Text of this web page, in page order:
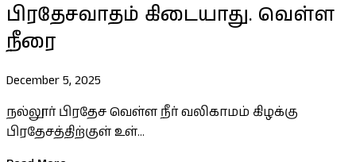
பிரதேசவாதம் கிடையாது. வெள்ள
நீரை
December 5, 2025
நல்லூர் பிரதேச வெள்ள நீர் வலிகாமம் கிழக்கு
பிரதேசத்திற்குள் உள்...